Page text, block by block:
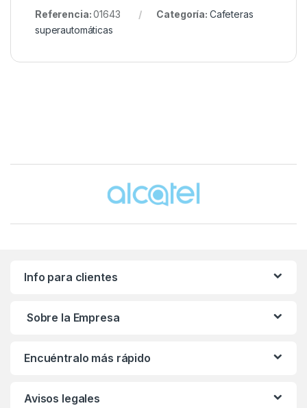
Referencia:01643 Categoría: Cafeteras
superautomáticas
Info para clientes
Sobre la Empresa
Encuéntralo más rápido
Avisos legales